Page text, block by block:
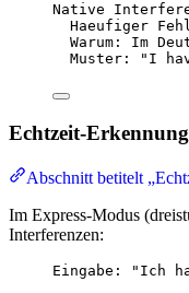
Native
Haeufiger
Warum: Im
Muster: "I
Echtzeit-
Abschnitt betitelt
Im Express-Modus
Interferenzen:
Eingabe: "Ich